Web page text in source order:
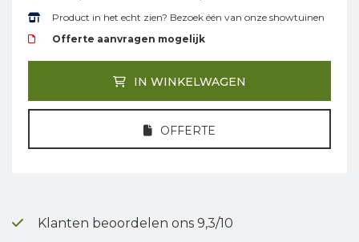
Product in het echt zien? Bezoek één van onze showtuinen
Offerte aanvragen mogelijk
IN WINKELWAGEN
OFFERTE
Klanten beoordelen ons 9,3/10